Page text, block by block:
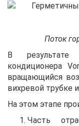
Поток
В результате
кондиционера
вращающийся
вихревой трубке
На этом этапе
Часть